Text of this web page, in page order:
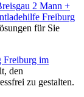
2 Mann +
Freiburg
für Sie
Freiburg im
den
zu gestalten.